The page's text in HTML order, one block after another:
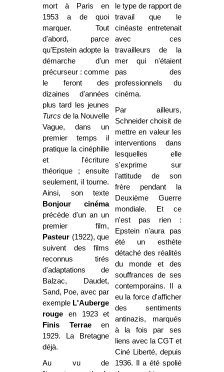
mort à Paris en
1953 a de quoi
marquer. Tout
d'abord, parce
qu'Epstein adopte la
démarche d'un
précurseur : comme
le feront des
dizaines d'années
plus tard les jeunes
Turcs de la Nouvelle
Vague, dans un
premier temps il
pratique la cinéphilie
et l'écriture
théorique ; ensuite
seulement, il tourne.
Ainsi, son texte
Bonjour cinéma
précède d'un an un
premier film,
Pasteur (1922), que
suivent des films
reconnus tirés
d'adaptations de
Balzac, Daudet,
Sand, Poe, avec par
exemple L'Auberge
rouge en 1923 et
Finis Terraeen
1929. La Bretagne
déjà.
Au vu de
le type de rapport de
travail que le
cinéaste entretenait
avec ces
travailleurs de la
mer qui n'étaient
pas des
professionnels du
cinéma.
Par ailleurs,
Schneider choisit de
mettre en valeur les
interventions dans
lesquelles elle
s'exprime sur
l'attitude de son
frère pendant la
Deuxième Guerre
mondiale. Et ce
n'est pas rien :
Epstein n'aura pas
été un esthète
détaché des réalités
du monde et des
souffrances de ses
contemporains. Il a
eu la force d'afficher
des sentiments
antinazis, marqués
à la fois par ses
liens avec la CGT et
Ciné Liberté, depuis
1936. Il a été spolié